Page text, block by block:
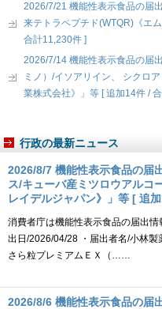
2026/7/21 機能性表示食品の届
来テトラペプチド(WTQR)《エ
合計11,230件 ]
2026/7/14 機能性表示食品の届
ミノ）/イソアリイン、 シクロ
業株式会社》」等 [ 追加14件 /
行政の最新ニュース
2026/8/7 機能性表示食品の
ス/キューバ産ミツロウアル
レイデルジャパン》」等 [ 追
消費者庁は機能性表示食品の届出
出日/2026/04/28 ・届出者名/小林製
さら粒プレミアムＥＸ（……
2026/8/6 機能性表示食品の届